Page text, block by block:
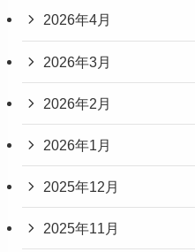
2026年4月
2026年3月
2026年2月
2026年1月
2025年12月
2025年11月